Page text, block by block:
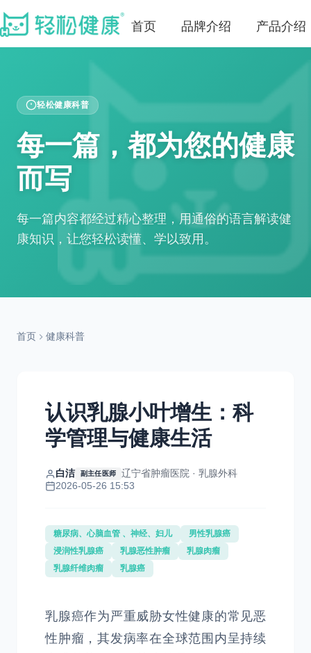
首页 品牌介绍 产品介绍
轻松健康科普
每一篇，都为您的健康
而写
每一篇内容都经过精心整理，用通俗的语言解读健
康知识，让您轻松读懂、学以致用。
首页 健康科普
认识乳腺小叶增生：科
学管理与健康生活
白洁 副主任医师
辽宁省肿瘤医院 · 乳腺外科
2026-05-26 15:53
糖尿病、心脑血管 、神经、妇儿
男性乳腺癌
浸润性乳腺癌
乳腺恶性肿瘤
乳腺肉瘤
乳腺纤维肉瘤
乳腺癌
乳腺癌作为严重威胁女性健康的常见恶
性肿瘤，其发病率在全球范围内呈持续